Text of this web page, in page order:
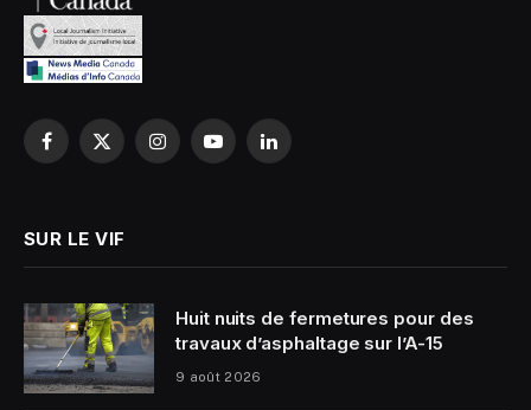
Facebook
X
InstagramYouTubeLinkedIn
SUR LE VIF
Huit nuits de fermetures pour des
travaux d’asphaltage sur l’A-15
9 août 2026